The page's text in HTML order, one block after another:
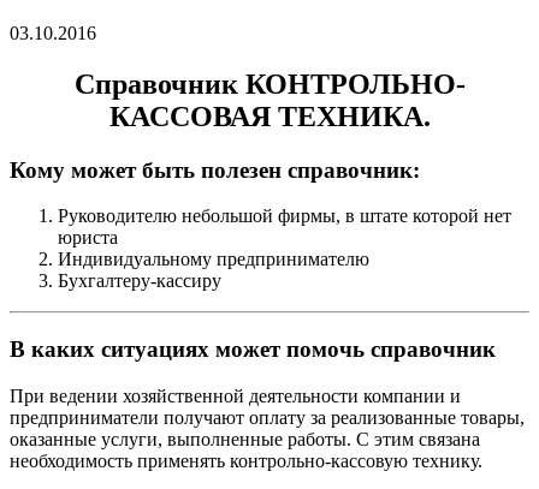
03.10.2016
Справочник КОНТРОЛЬНО-
КАССОВАЯ ТЕХНИКА.
Кому может быть полезен справочник:
Руководителю небольшой фирмы, в штате которой нет
юриста
Индивидуальному предпринимателю
Бухгалтеру-кассиру
В каких ситуациях может помочь справочник
При ведении хозяйственной деятельности компании и
предприниматели получают оплату за реализованные товары,
оказанные услуги, выполненные работы. С этим связана
необходимость применять контрольно-кассовую технику.